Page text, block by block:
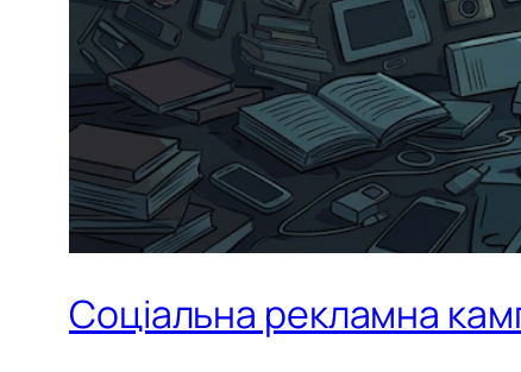
Соціальна рекламна